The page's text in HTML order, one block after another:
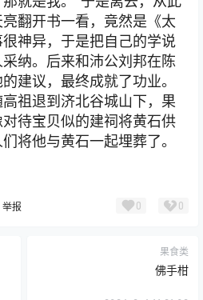
翻开书一看，竟然是《太
神异，于是把自己的学说
纳。后来和沛公刘邦在陈
建议，最终成就了功业。
祖退到济北谷城山下，果
待宝贝似的建祠将黄石供
将他与黄石一起埋葬了。
举报 0 0
果食类
佛手柑